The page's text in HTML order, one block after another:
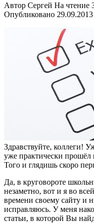
Автор Сергей На чтение
Опубликовано 29.09.2013
Здравствуйте, коллеги!
уже практически прошёл
Того и глядишь скоро
Да, в круговороте
незаметно, вот и я во
времени своему сайту и
исправляюсь. У меня
статьи, в которой Вы